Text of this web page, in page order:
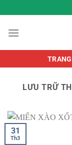
đến
nội
LƯU TRỮ
31
Th3